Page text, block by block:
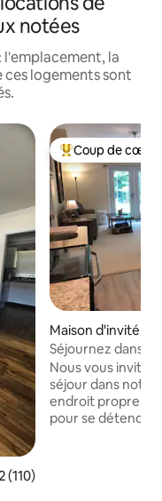
notées
l'emplacement, la
logements sont
de 4,92 sur 5,
(110)
Coup de cœur
Coup de cœur
Maison d'invité ·
Séjournez dans
Nous vous
séjour dans notre
endroit propre,
pour se